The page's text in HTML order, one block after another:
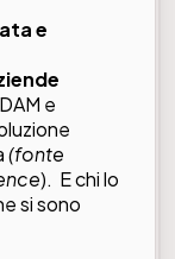
e
e
(fonte
). E chi lo
si sono